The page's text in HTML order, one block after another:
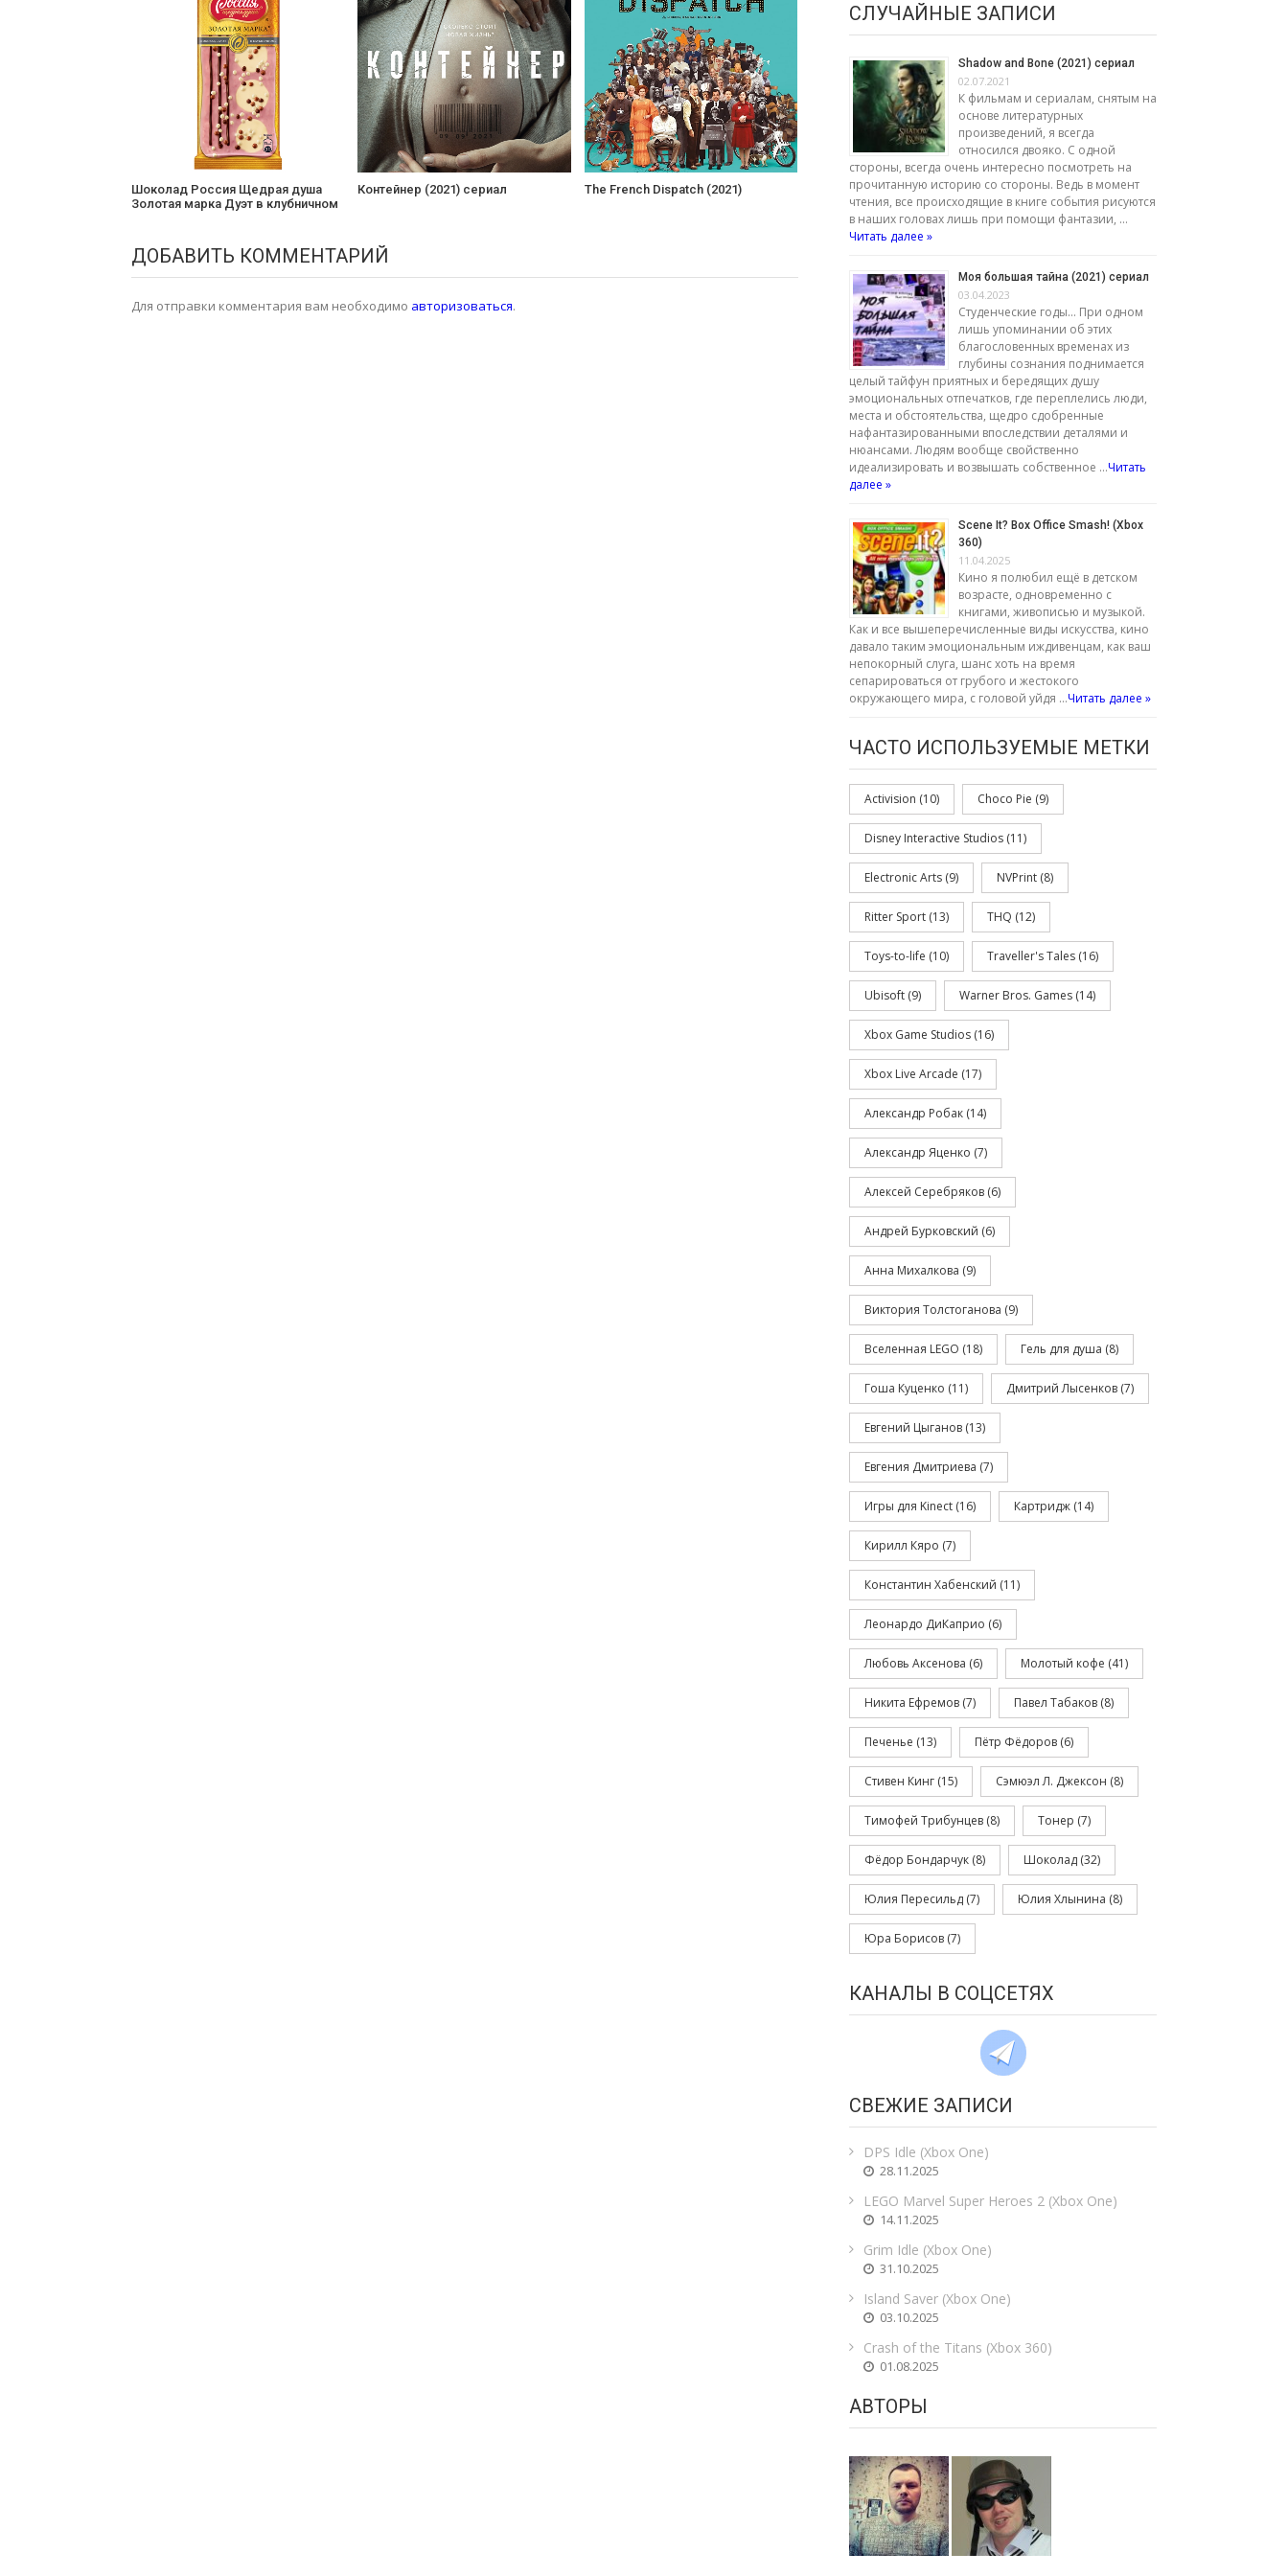
Шоколад Россия Щедрая душа
Золотая марка Дуэт в клубничном
Контейнер (2021) сериал The French Dispatch (2021)
ДОБАВИТЬ КОММЕНТАРИЙ
Для отправки комментария вам необходимо авторизоваться.
СЛУЧАЙНЫЕ ЗАПИСИ
Shadow and Bone (2021) сериал
02.07.2021
К фильмам и сериалам, снятым на
основе литературных
произведений, я всегда
относился двояко. С одной
стороны, всегда очень интересно посмотреть на
прочитанную историю со стороны. Ведь в момент
чтения, все происходящие в книге события рисуются
в наших головах лишь при помощи фантазии, …
Читать далее »
Моя большая тайна (2021) сериал
03.04.2023
Студенческие годы... При одном
лишь упоминании об этих
благословенных временах из
глубины сознания поднимается
целый тайфун приятных и бередящих душу
эмоциональных отпечатков, где переплелись люди,
места и обстоятельства, щедро сдобренные
нафантазированными впоследствии деталями и
нюансами. Людям вообще свойственно
идеализировать и возвышать собственное …Читать
далее »
Scene It? Box Office Smash! (Xbox
360)
11.04.2025
Кино я полюбил ещё в детском
возрасте, одновременно с
книгами, живописью и музыкой.
Как и все вышеперечисленные виды искусства, кино
давало таким эмоциональным иждивенцам, как ваш
непокорный слуга, шанс хоть на время
сепарироваться от грубого и жестокого
окружающего мира, с головой уйдя …Читать далее »
ЧАСТО ИСПОЛЬЗУЕМЫЕ МЕТКИ
Activision (10) Choco Pie (9)
Disney Interactive Studios (11)
Electronic Arts (9) NVPrint (8)
Ritter Sport (13) THQ (12)
Toys-to-life (10) Traveller's Tales (16)
Ubisoft (9) Warner Bros. Games (14)
Xbox Game Studios (16)
Xbox Live Arcade (17)
Александр Робак (14)
Александр Яценко (7)
Алексей Серебряков (6)
Андрей Бурковский (6)
Анна Михалкова (9)
Виктория Толстоганова (9)
Вселенная LEGO (18) Гель для душа (8)
Гоша Куценко (11) Дмитрий Лысенков (7)
Евгений Цыганов (13)
Евгения Дмитриева (7)
Игры для Kinect (16) Картридж (14)
Кирилл Кяро (7)
Константин Хабенский (11)
Леонардо ДиКаприо (6)
Любовь Аксенова (6) Молотый кофе (41)
Никита Ефремов (7) Павел Табаков (8)
Печенье (13) Пётр Фёдоров (6)
Стивен Кинг (15) Сэмюэл Л. Джексон (8)
Тимофей Трибунцев (8) Тонер (7)
Фёдор Бондарчук (8) Шоколад (32)
Юлия Пересильд (7) Юлия Хлынина (8)
Юра Борисов (7)
КАНАЛЫ В СОЦСЕТЯХ
СВЕЖИЕ ЗАПИСИ
DPS Idle (Xbox One)
28.11.2025
LEGO Marvel Super Heroes 2 (Xbox One)
14.11.2025
Grim Idle (Xbox One)
31.10.2025
Island Saver (Xbox One)
03.10.2025
Crash of the Titans (Xbox 360)
01.08.2025
АВТОРЫ